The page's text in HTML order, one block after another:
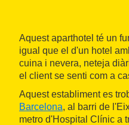
Aquest aparthotel té un
igual que el d'un hotel
cuina i nevera, neteja
el client se senti com a
Aquest establiment es
Barcelona, al barri de
metro d'Hospital Clínic a